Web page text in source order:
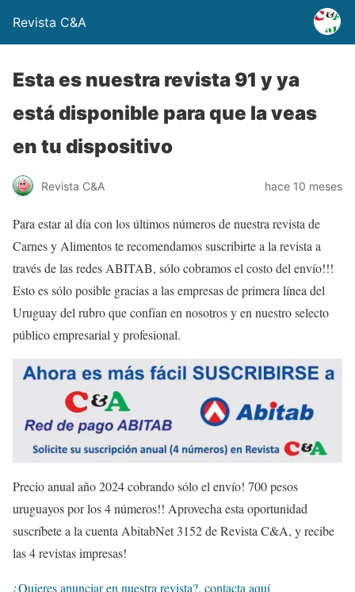
Revista C&A
Esta es nuestra revista 91 y ya
está disponible para que la veas
en tu dispositivo
Revista C&A hace 10 meses
Para estar al día con los últimos números de nuestra revista de
Carnes y Alimentos te recomendamos suscribirte a la revista a
través de las redes ABITAB, sólo cobramos el costo del envío!!!
Esto es sólo posible gracias a las empresas de primera línea del
Uruguay del rubro que confían en nosotros y en nuestro selecto
público empresarial y profesional.
Precio anual año 2024 cobrando sólo el envío! 700 pesos
uruguayos por los 4 números!! Aprovecha esta oportunidad
suscríbete a la cuenta AbitabNet 3152 de Revista C&A, y recibe
las 4 revistas impresas!
¿Quieres anunciar en nuestra revista?, contacta aquí